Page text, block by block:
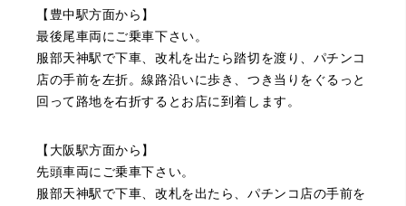
（大阪府大阪市）丁寧に査定していただいたうえ、商品保
管に関する知識も教えて頂けました。戻ってきた際には教
【豊中駅方面から】
最後尾車両にご乗車下さい。
服部天神駅で下車、改札を出たら踏切を渡り、パチンコ
店の手前を左折。線路沿いに歩き、つき当りをぐるっと
回って路地を右折するとお店に到着します。
【大阪駅方面から】
先頭車両にご乗車下さい。
服部天神駅で下車、改札を出たら、パチンコ店の手前を